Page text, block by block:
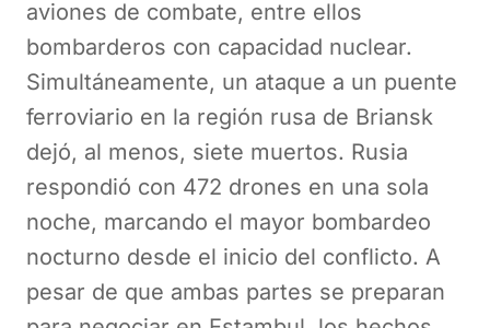
aviones de combate, entre ellos
bombarderos con capacidad nuclear.
Simultáneamente, un ataque a un puente
ferroviario en la región rusa de Briansk
dejó, al menos, siete muertos. Rusia
respondió con 472 drones en una sola
noche, marcando el mayor bombardeo
nocturno desde el inicio del conflicto. A
pesar de que ambas partes se preparan